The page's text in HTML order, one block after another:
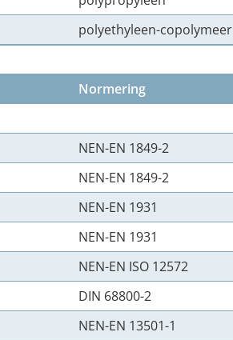
polyethyleen-copolymeer
Normering
NEN-EN 1849-2
NEN-EN 1849-2
NEN-EN 1931
NEN-EN 1931
NEN-EN ISO 12572
DIN 68800-2
NEN-EN 13501-1